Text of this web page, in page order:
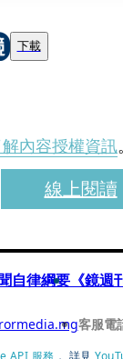
下載
內容授權資訊。
線上閱讀
自律綱要 《鏡
客服電
API 服務 ， 詳見